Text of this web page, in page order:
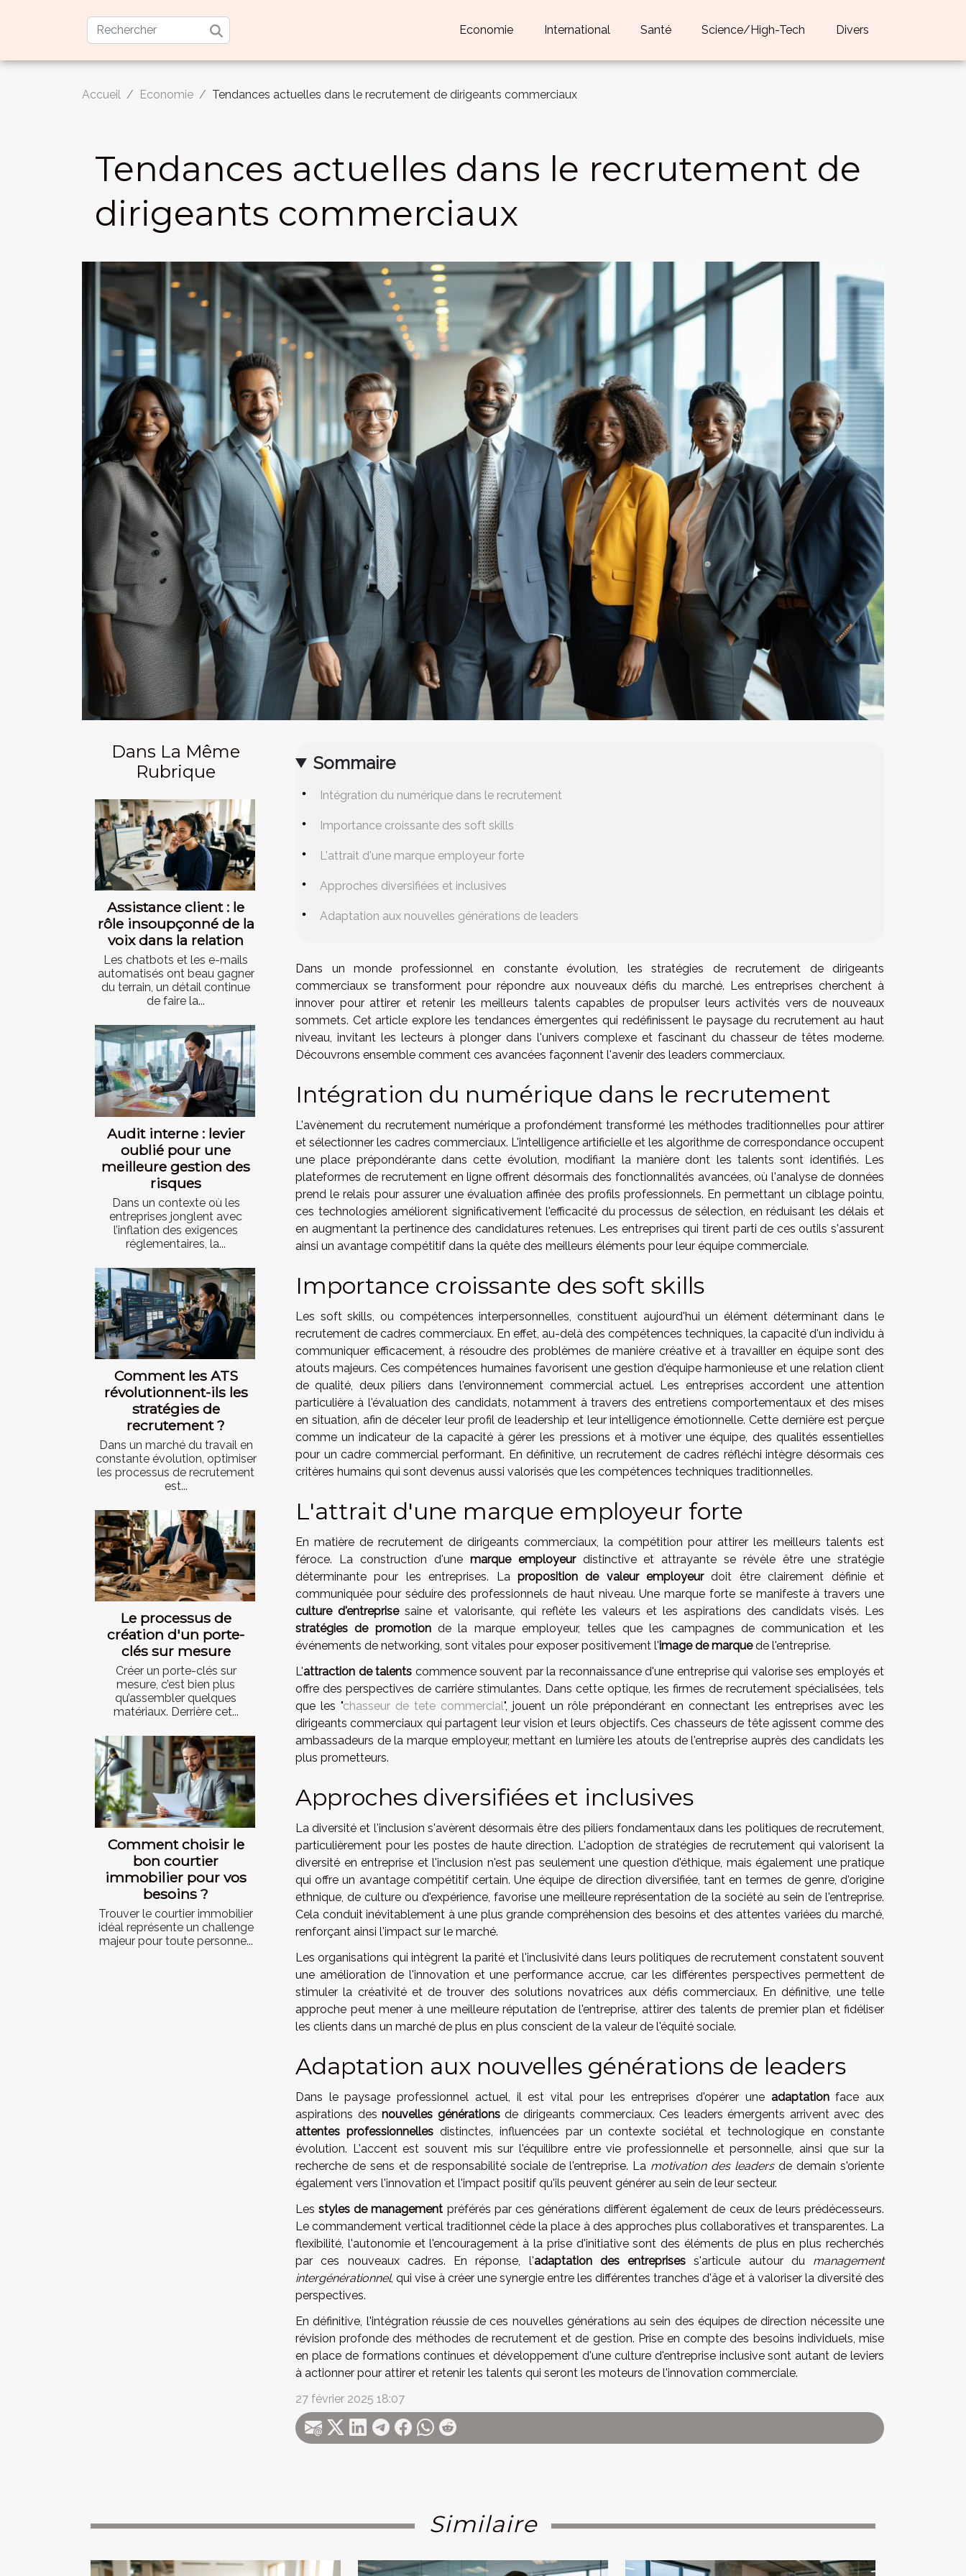
Economie International Santé Science/High-Tech Divers
Accueil Economie Tendances actuelles dans le recrutement de dirigeants commerciaux
Tendances actuelles dans le recrutement de
dirigeants commerciaux
Dans La Même
Rubrique
Assistance client : le
rôle insoupçonné de la
voix dans la relation
Les chatbots et les e-mails
automatisés ont beau gagner
du terrain, un détail continue
de faire la...
Audit interne : levier
oublié pour une
meilleure gestion des
risques
Dans un contexte où les
entreprises jonglent avec
l’inflation des exigences
réglementaires, la...
Comment les ATS
révolutionnent-ils les
stratégies de
recrutement ?
Dans un marché du travail en
constante évolution, optimiser
les processus de recrutement
est...
Le processus de
création d'un porte-
clés sur mesure
Créer un porte-clés sur
mesure, c’est bien plus
qu’assembler quelques
matériaux. Derrière cet...
Comment choisir le
bon courtier
immobilier pour vos
besoins ?
Trouver le courtier immobilier
idéal représente un challenge
majeur pour toute personne...
Sommaire
Intégration du numérique dans le recrutement
Importance croissante des soft skills
L'attrait d'une marque employeur forte
Approches diversifiées et inclusives
Adaptation aux nouvelles générations de leaders
Dans un monde professionnel en constante évolution, les stratégies de recrutement de dirigeants
commerciaux se transforment pour répondre aux nouveaux défis du marché. Les entreprises cherchent à
innover pour attirer et retenir les meilleurs talents capables de propulser leurs activités vers de nouveaux
sommets. Cet article explore les tendances émergentes qui redéfinissent le paysage du recrutement au haut
niveau, invitant les lecteurs à plonger dans l'univers complexe et fascinant du chasseur de têtes moderne.
Découvrons ensemble comment ces avancées façonnent l'avenir des leaders commerciaux.
Intégration du numérique dans le recrutement
L'avènement du recrutement numérique a profondément transformé les méthodes traditionnelles pour attirer
et sélectionner les cadres commerciaux. L'intelligence artificielle et les algorithme de correspondance occupent
une place prépondérante dans cette évolution, modifiant la manière dont les talents sont identifiés. Les
plateformes de recrutement en ligne offrent désormais des fonctionnalités avancées, où l'analyse de données
prend le relais pour assurer une évaluation affinée des profils professionnels. En permettant un ciblage pointu,
ces technologies améliorent significativement l'efficacité du processus de sélection, en réduisant les délais et
en augmentant la pertinence des candidatures retenues. Les entreprises qui tirent parti de ces outils s'assurent
ainsi un avantage compétitif dans la quête des meilleurs éléments pour leur équipe commerciale.
Importance croissante des soft skills
Les soft skills, ou compétences interpersonnelles, constituent aujourd'hui un élément déterminant dans le
recrutement de cadres commerciaux. En effet, au-delà des compétences techniques, la capacité d'un individu à
communiquer efficacement, à résoudre des problèmes de manière créative et à travailler en équipe sont des
atouts majeurs. Ces compétences humaines favorisent une gestion d'équipe harmonieuse et une relation client
de qualité, deux piliers dans l'environnement commercial actuel. Les entreprises accordent une attention
particulière à l'évaluation des candidats, notamment à travers des entretiens comportementaux et des mises
en situation, afin de déceler leur profil de leadership et leur intelligence émotionnelle. Cette dernière est perçue
comme un indicateur de la capacité à gérer les pressions et à motiver une équipe, des qualités essentielles
pour un cadre commercial performant. En définitive, un recrutement de cadres réfléchi intègre désormais ces
critères humains qui sont devenus aussi valorisés que les compétences techniques traditionnelles.
L'attrait d'une marque employeur forte
En matière de recrutement de dirigeants commerciaux, la compétition pour attirer les meilleurs talents est
féroce. La construction d'une marque employeurdistinctive et attrayante se révèle être une stratégie
déterminante pour les entreprises. La proposition de valeur employeurdoit être clairement définie et
communiquée pour séduire des professionnels de haut niveau. Une marque forte se manifeste à travers une
culture d'entreprisesaine et valorisante, qui reflète les valeurs et les aspirations des candidats visés. Les
stratégies de promotionde la marque employeur, telles que les campagnes de communication et les
événements de networking, sont vitales pour exposer positivement l'image de marquede l'entreprise.
L'attraction de talents commence souvent par la reconnaissance d'une entreprise qui valorise ses employés et
offre des perspectives de carrière stimulantes. Dans cette optique, les firmes de recrutement spécialisées, tels
que les "chasseur de tete commercial", jouent un rôle prépondérant en connectant les entreprises avec les
dirigeants commerciaux qui partagent leur vision et leurs objectifs. Ces chasseurs de tête agissent comme des
ambassadeurs de la marque employeur, mettant en lumière les atouts de l'entreprise auprès des candidats les
plus prometteurs.
Approches diversifiées et inclusives
La diversité et l'inclusion s'avèrent désormais être des piliers fondamentaux dans les politiques de recrutement,
particulièrement pour les postes de haute direction. L'adoption de stratégies de recrutement qui valorisent la
diversité en entreprise et l'inclusion n'est pas seulement une question d'éthique, mais également une pratique
qui offre un avantage compétitif certain. Une équipe de direction diversifiée, tant en termes de genre, d'origine
ethnique, de culture ou d'expérience, favorise une meilleure représentation de la société au sein de l'entreprise.
Cela conduit inévitablement à une plus grande compréhension des besoins et des attentes variées du marché,
renforçant ainsi l'impact sur le marché.
Les organisations qui intègrent la parité et l'inclusivité dans leurs politiques de recrutement constatent souvent
une amélioration de l'innovation et une performance accrue, car les différentes perspectives permettent de
stimuler la créativité et de trouver des solutions novatrices aux défis commerciaux. En définitive, une telle
approche peut mener à une meilleure réputation de l'entreprise, attirer des talents de premier plan et fidéliser
les clients dans un marché de plus en plus conscient de la valeur de l'équité sociale.
Adaptation aux nouvelles générations de leaders
Dans le paysage professionnel actuel, il est vital pour les entreprises d'opérer une adaptationface aux
aspirations desnouvelles générationsde dirigeants commerciaux. Ces leaders émergents arrivent avec des
attentes professionnellesdistinctes, influencées par un contexte sociétal et technologique en constante
évolution. L'accent est souvent mis sur l'équilibre entre vie professionnelle et personnelle, ainsi que sur la
recherche de sens et de responsabilité sociale de l'entreprise. La motivation des leadersde demain s'oriente
également vers l'innovation et l'impact positif qu'ils peuvent générer au sein de leur secteur.
Lesstyles de management préférés par ces générations diffèrent également de ceux de leurs prédécesseurs.
Le commandement vertical traditionnel cède la place à des approches plus collaboratives et transparentes. La
flexibilité, l'autonomie et l'encouragement à la prise d'initiative sont des éléments de plus en plus recherchés
par ces nouveaux cadres. En réponse, l'adaptation des entreprises s'articule autour du management
intergénérationnel, qui vise à créer une synergie entre les différentes tranches d'âge et à valoriser la diversité des
perspectives.
En définitive, l'intégration réussie de ces nouvelles générations au sein des équipes de direction nécessite une
révision profonde des méthodes de recrutement et de gestion. Prise en compte des besoins individuels, mise
en place de formations continues et développement d'une culture d'entreprise inclusive sont autant de leviers
à actionner pour attirer et retenir les talents qui seront les moteurs de l'innovation commerciale.
27 février 2025 18:07
Similaire